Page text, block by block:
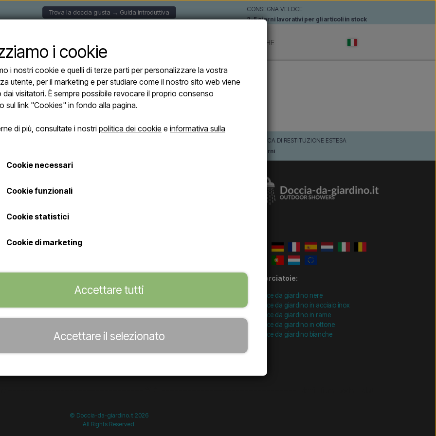
Trova la doccia giusta → Guida introduttiva
CONSEGNA VELOCE
2-5 giorni lavorativi per gli articoli in stock
MARCHE
POLITICA DI RESTITUZIONE ESTESA
30 giorni
commerciali
frequenti
I social media
Scorciatoie:
Docce da giardino nere
Docce da giardino in acciaio inox
Docce da giardino in rame
Docce da giardino in ottone
Docce da giardino bianche
© Doccia-da-giardino.it 2026
All Rights Reserved.
i cookie
i nostri cookie e quelli di terze parti per personalizzare la vostra
utente, per il marketing e per studiare come il nostro sito web viene
dai visitatori. È sempre possibile revocare il proprio consenso
sul link "Cookies" in fondo alla pagina.
di più, consultate i nostri politica dei cookie e informativa sulla
Cookie necessari
Cookie funzionali
Cookie statistici
Cookie di marketing
Accettare tutti
Accettare il selezionato